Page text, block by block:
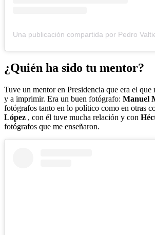
¿Quién ha sido tu mentor?
Tuve un mentor en Presidencia que era el que
y a imprimir. Era un buen fotógrafo: Manuel
fotógrafos tanto en lo político como en otras
López , con él tuve mucha relación y con
fotógrafos que me enseñaron.